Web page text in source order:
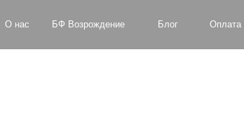
Оплата и доставка
БФ Возрождение Блог